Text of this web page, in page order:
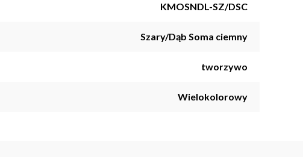
KMOSNDL-SZ/DSC
Szary/Dąb Soma ciemny
tworzywo
Wielokolorowy